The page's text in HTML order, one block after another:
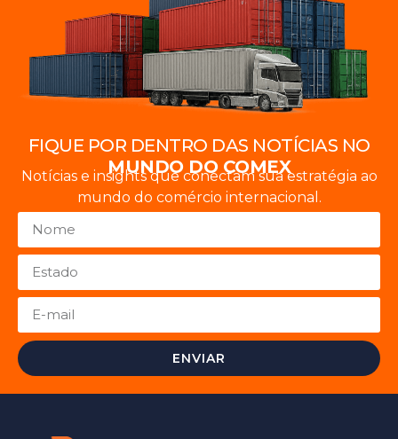
FIQUE POR DENTRO DAS NOTÍCIAS NO
MUNDO DO COMEX
Notícias e insights que conectam sua estratégia ao
mundo do comércio internacional.
ENVIAR